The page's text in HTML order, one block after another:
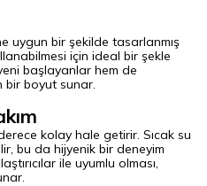
uygun bir şekilde tasarlanmış
için ideal bir şekle
başlayanlar hem de
bir boyut sunar.
kolay hale getirir. Sıcak su
bu da hijyenik bir deneyim
ile uyumlu olması,